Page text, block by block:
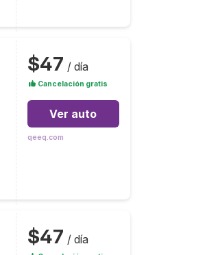
$47 / día
Cancelación gratis
Ver auto
qeeq.com
$47 / día